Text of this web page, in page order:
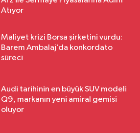
Atıyor
Maliyet krizi Borsa şirketini vurdu:
Barem Ambalaj’da konkordato
süreci
Audi tarihinin en büyük SUV modeli
Q9, markanın yeni amiral gemisi
oluyor